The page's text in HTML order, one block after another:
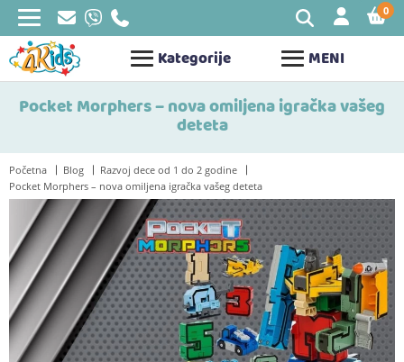
Kategorije MENI
0
Pocket Morphers – nova omiljena igračka vašeg
deteta
Početna Blog
Razvoj dece od 1 do 2 godine
Pocket Morphers – nova omiljena igračka vašeg deteta